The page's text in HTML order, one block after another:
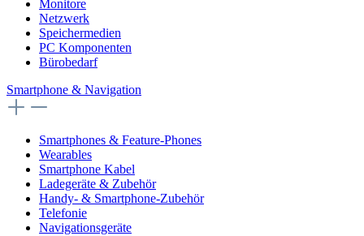
Monitore
Netzwerk
Speichermedien
PC Komponenten
Bürobedarf
Smartphone & Navigation
Smartphones & Feature-Phones
Wearables
Smartphone Kabel
Ladegeräte & Zubehör
Handy- & Smartphone-Zubehör
Telefonie
Navigationsgeräte